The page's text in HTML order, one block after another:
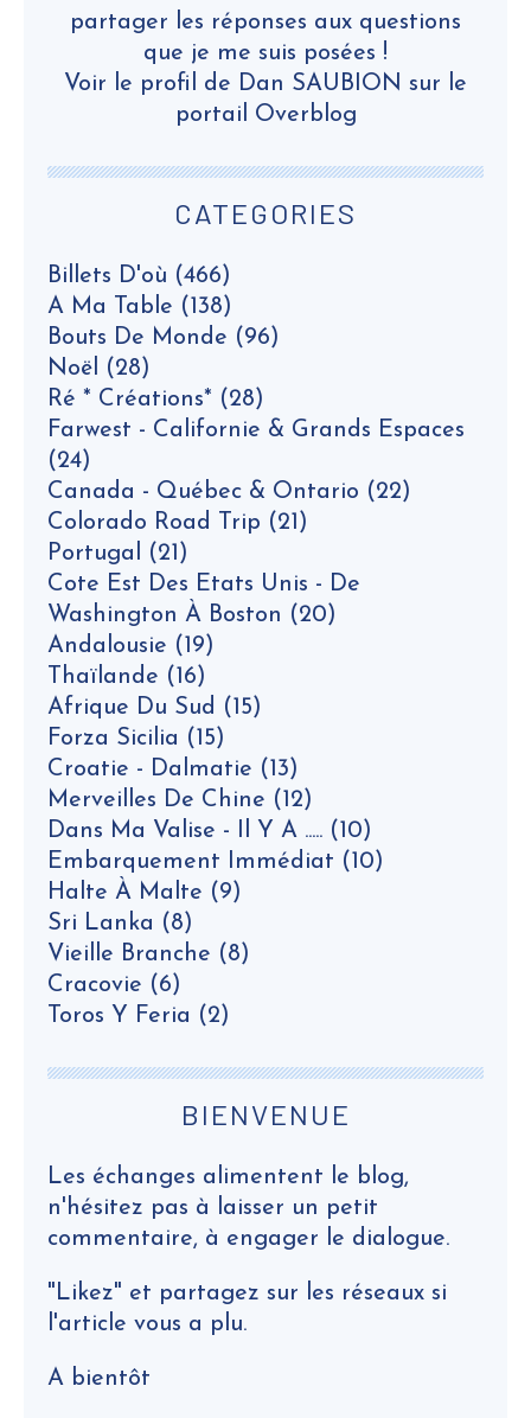
CATEGORIES
Billets D'où (466)
A Ma Table (138)
Bouts De Monde (96)
Noël (28)
Ré * Créations* (28)
Farwest - Californie & Grands Espaces
(24)
Canada - Québec & Ontario (22)
Colorado Road Trip (21)
Portugal (21)
Cote Est Des Etats Unis - De
Washington À Boston (20)
Andalousie (19)
Thaïlande (16)
Afrique Du Sud (15)
Forza Sicilia (15)
Croatie - Dalmatie (13)
Merveilles De Chine (12)
Dans Ma Valise - Il Y A ..... (10)
Embarquement Immédiat (10)
Halte À Malte (9)
Sri Lanka (8)
Vieille Branche (8)
Cracovie (6)
Toros Y Feria (2)
partager les réponses aux questions
que je me suis posées !
Voir le profil de Dan SAUBION sur le
portail Overblog
BIENVENUE
Les échanges alimentent le blog,
n'hésitez pas à laisser un petit
commentaire, à engager le dialogue.
"Likez" et partagez sur les réseaux si
l'article vous a plu.
A bientôt